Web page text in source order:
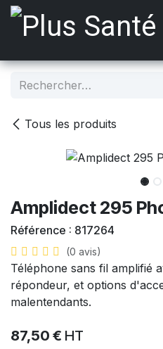
Se rendre au contenu
Tous les produits
Amplidect 295
Référence : 817264
(0 avis)
Téléphone sans fil amplifié
répondeur, et options
malentendants.
87,50 € HT